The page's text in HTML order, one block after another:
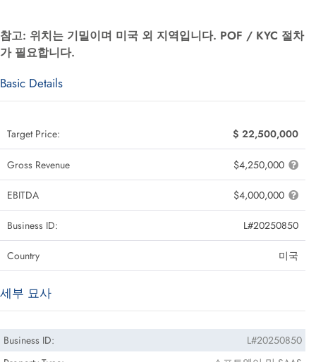
참고: 위치는 기밀이며 미국 외 지역입니다. POF / KYC 절차
가 필요합니다.
Basic Details
Target Price: $ 22,500,000
Gross Revenue $4,250,000
EBITDA $4,000,000
Business ID: L#20250850
Country 미국
세부 묘사
Business ID:
L#20250850